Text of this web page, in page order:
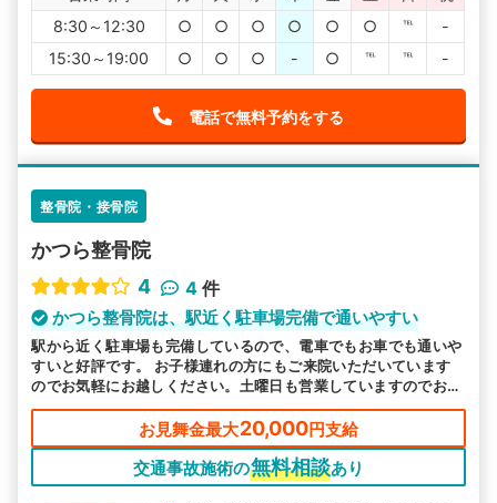
8:30～12:30
○ ○ ○ ○ ○ ○ ℡
-
15:30～19:00
○ ○ ○ - ○ ℡ ℡ -
電話で無料予約をする
整骨院・接骨院
かつら整骨院
4
4 件
かつら整骨院は、駅近く駐車場完備で通いやすい
駅から近く駐車場も完備しているので、電車でもお車でも通いや
すいと好評です。 お子様連れの方にもご来院いただいています
のでお気軽にお越しください。土曜日も営業していますのでお忙
しい方もご都合よい時にお越しいただけるので安心です。
お見舞金最大20,000円支給
交通事故施術の無料相談あり